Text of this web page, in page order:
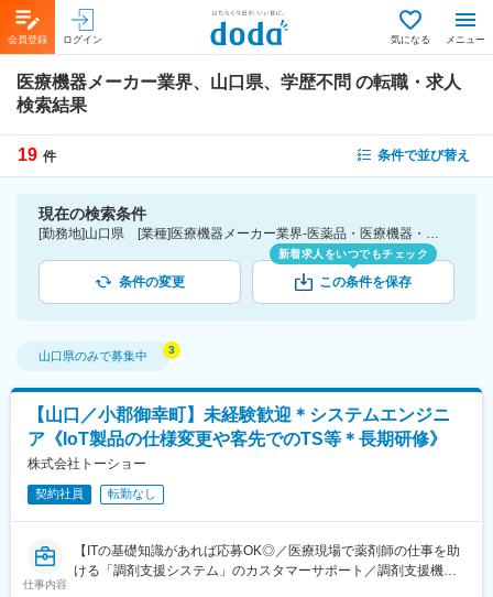
会員登録 ログイン 気になる メニュー
医療機器メーカー業界、山口県、学歴不問 の転職・求人
検索結果
19 件 条件で並び替え
現在の検索条件
[勤務地]山口県 [業種]医療機器メーカー業界-医薬品・医療機器・ライフサイエンス・医療系サービス [こだわり条件ピックアップ]学歴不問 [詳細条件](募集・採用情報)学歴不問
条件の変更
新着求人をいつでもチェック
この条件を保存
山口県のみで募集中
【山口／小郡御幸町】未経験歓迎＊システムエンジニ
ア《IoT製品の仕様変更や客先でのTS等＊長期研修》
株式会社トーショー
契約社員 転勤なし
仕事内容
【ITの基礎知識があれば応募OK◎／医療現場で薬剤師の仕事を助
ける「調剤支援システム」のカスタマーサポート／調剤支援機